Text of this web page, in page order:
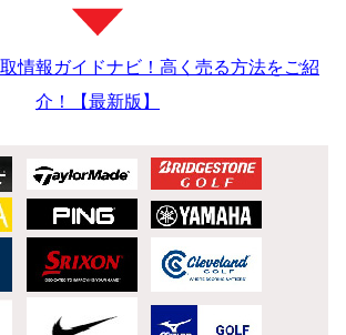
情報ガイドナビ！高く売る方法をご紹
介！【最新版】